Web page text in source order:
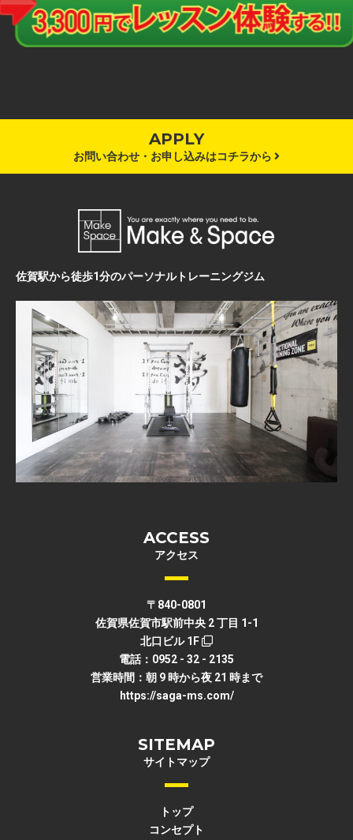
APPLY
お問い合わせ・お申し込みはコチラから
佐賀駅から徒歩1分のパーソナルトレーニングジム
ACCESS
アクセス
〒840-0801
佐賀県佐賀市駅前中央 2 丁目 1-1
北口ビル 1F
電話：0952 - 32 - 2135
営業時間：朝 9 時から夜 21 時まで
https://saga-ms.com/
SITEMAP
サイトマップ
トップ
コンセプト